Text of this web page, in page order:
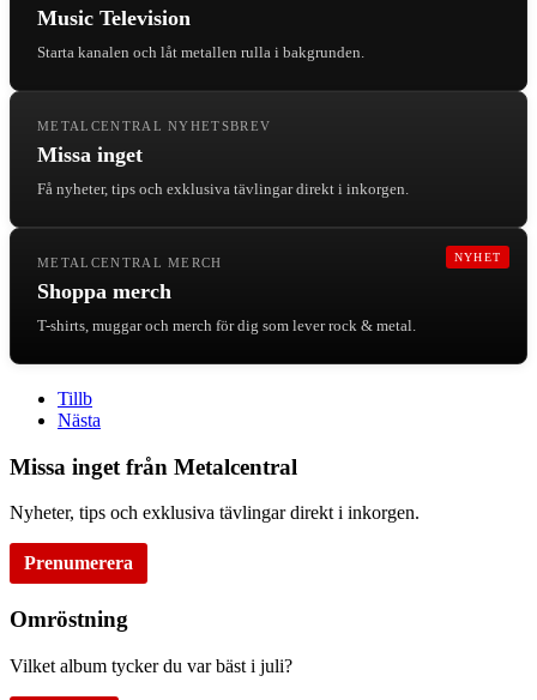
Music Television
Starta kanalen och låt metallen rulla i bakgrunden.
METALCENTRAL NYHETSBREV
Missa inget
Få nyheter, tips och exklusiva tävlingar direkt i inkorgen.
NYHET
METALCENTRAL MERCH
Shoppa merch
T-shirts, muggar och merch för dig som lever rock & metal.
Tillb
Nästa
Missa inget från Metalcentral
Nyheter, tips och exklusiva tävlingar direkt i inkorgen.
Prenumerera
Omröstning
Vilket album tycker du var bäst i juli?